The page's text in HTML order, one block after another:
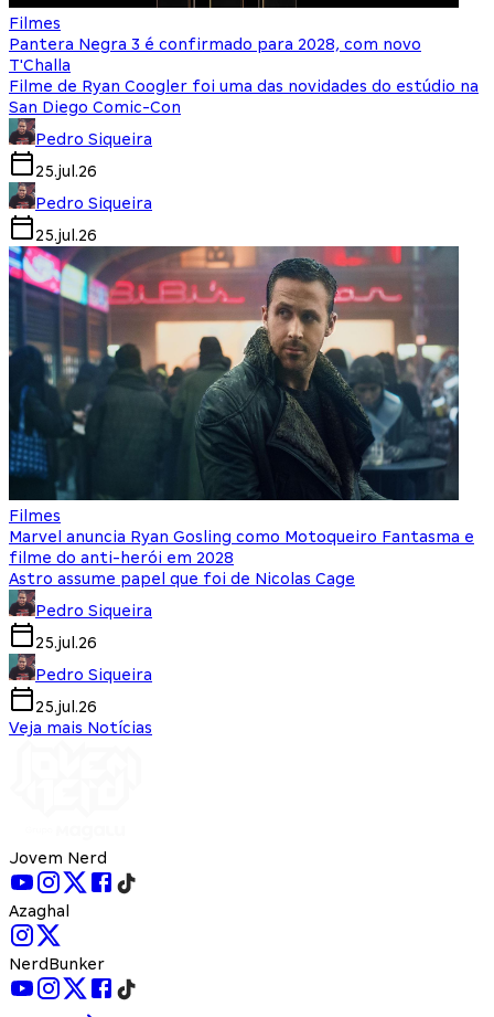
Filmes
Pantera Negra 3 é confirmado para 2028, com novo
T'Challa
Filme de Ryan Coogler foi uma das novidades do estúdio na
San Diego Comic-Con
Pedro Siqueira
25.jul.26
Pedro Siqueira
25.jul.26
Filmes
Marvel anuncia Ryan Gosling como Motoqueiro Fantasma e
filme do anti-herói em 2028
Astro assume papel que foi de Nicolas Cage
Pedro Siqueira
25.jul.26
Pedro Siqueira
25.jul.26
Veja mais Notícias
Jovem Nerd
Azaghal
NerdBunker